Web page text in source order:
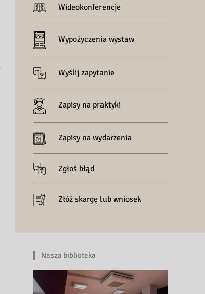
Wideokonferencje
Wypożyczenia wystaw
Wyślij zapytanie
Zapisy na praktyki
Zapisy na wydarzenia
Zgłoś błąd
Złóż skargę lub wniosek
Nasza biblioteka